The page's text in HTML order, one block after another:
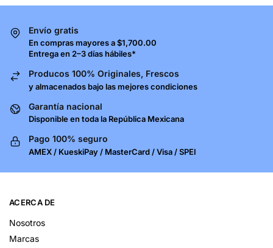
Envío gratis
En compras mayores a $1,700.00
Entrega en 2–3 días hábiles*
Producos 100% Originales, Frescos
y almacenados bajo las mejores condiciones
Garantía nacional
Disponible en toda la República Mexicana
Pago 100% seguro
AMEX / KueskiPay / MasterCard / Visa / SPEI
ACERCA DE
Nosotros
Marcas